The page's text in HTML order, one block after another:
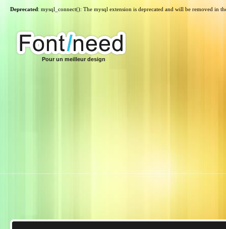
Deprecated: mysql_connect(): The mysql extension is deprecated and will be removed in
Pour un meilleur design